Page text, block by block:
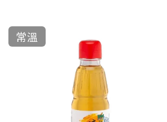
常溫